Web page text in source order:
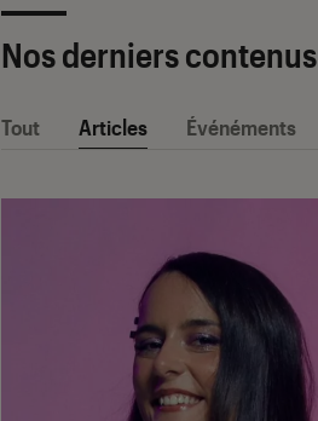
Nos derniers contenus
Tout Articles Événéments